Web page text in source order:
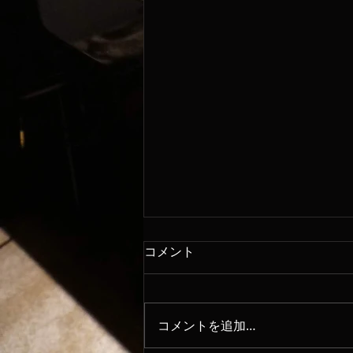
8/6
コメント
コメントを追加…